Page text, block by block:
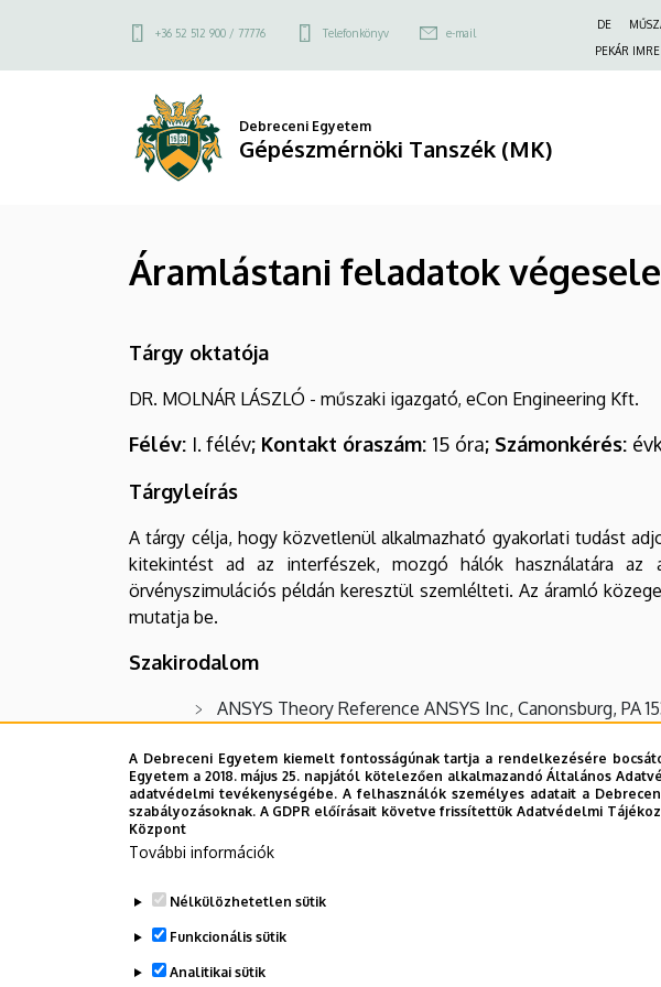
Áramlástani
feladatok
végeselemes
vizsgálata
Gépészmérnöki
Tanszék
tartalomra
Felső
kapcsolat
menü
+36 52 512 900 / 77776 Telefonkönyv e-mail
Felső
navigáció
DE
PEKÁR
Debreceni Egyetem
Gépészmérnöki Tanszék (MK)
Áramlástani feladatok
Tárgy oktatója
DR. MOLNÁR LÁSZLÓ - műszaki igazgató, eCon Engineering Kft.
Félév: I. félév; Kontakt óraszám: 15 óra; Számonkérés:
Tárgyleírás
A tárgy célja, hogy közvetlenül alkalmazható gyakorlati tudást
kitekintést ad az interfészek, mozgó hálók használatára az
örvényszimulációs példán keresztül szemlélteti. Az áramló
mutatja be.
Szakirodalom
ANSYS Theory Reference ANSYS Inc, Canonsburg, PA
Gausz T., Sánta I.: Hő- és áramlástan I., Typotex Kiadó,
Gausz T., Sánta I.: Hő- és áramlástan II., Typotex
Lajos T.: Az áramlástan alapjai, Műegyetemi Kiadó,
Író B.: Hő- és áramlástan, Universitas-Győr Nonprofit Kft.,
Oktatás helyszíne
Debreceni Egyetem Műszaki Kar
A Debreceni Egyetem kiemelt fontosságúnak tartja a rendelkezésére
Egyetem a 2018. május 25. napjától kötelezően alkalmazandó Általános
adatvédelmi tevékenységébe. A felhasználók személyes adatait a
szabályozásoknak. A GDPR előírásait követve frissítettük Adatvédelmi
Központ
További információk
Nélkülözhetetlen sütik
Funkcionális sütik
Analitikai sütik